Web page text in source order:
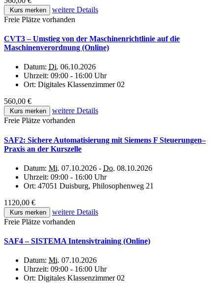
Kurs merken
weitere Details
Freie Plätze vorhanden
CVT3 – Umstieg von der Maschinenrichtlinie auf die
Maschinenverordnung (Online)
Datum: Di. 06.10.2026
Uhrzeit: 09:00 - 16:00 Uhr
Ort: Digitales Klassenzimmer 02
560,00 €
Kurs merken
weitere Details
Freie Plätze vorhanden
SAF2: Sichere Automatisierung mit Siemens F Steuerungen–
Praxis an der Kurszelle
Datum: Mi. 07.10.2026 - Do. 08.10.2026
Uhrzeit: 09:00 - 16:00 Uhr
Ort: 47051 Duisburg, Philosophenweg 21
1120,00 €
Kurs merken
weitere Details
Freie Plätze vorhanden
SAF4 – SISTEMA Intensivtraining (Online)
Datum: Mi. 07.10.2026
Uhrzeit: 09:00 - 16:00 Uhr
Ort: Digitales Klassenzimmer 02